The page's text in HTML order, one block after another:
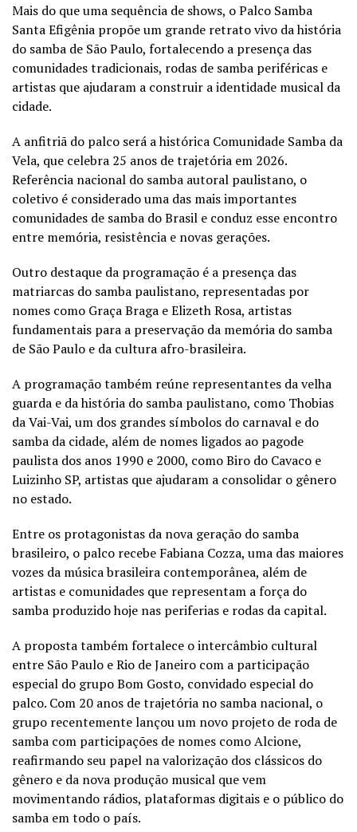
Mais do que uma sequência de shows, o Palco Samba
Santa Efigênia propõe um grande retrato vivo da história
do samba de São Paulo, fortalecendo a presença das
comunidades tradicionais, rodas de samba periféricas e
artistas que ajudaram a construir a identidade musical da
cidade.
A anfitriã do palco será a histórica Comunidade Samba da
Vela, que celebra 25 anos de trajetória em 2026.
Referência nacional do samba autoral paulistano, o
coletivo é considerado uma das mais importantes
comunidades de samba do Brasil e conduz esse encontro
entre memória, resistência e novas gerações.
Outro destaque da programação é a presença das
matriarcas do samba paulistano, representadas por
nomes como Graça Braga e Elizeth Rosa, artistas
fundamentais para a preservação da memória do samba
de São Paulo e da cultura afro-brasileira.
A programação também reúne representantes da velha
guarda e da história do samba paulistano, como Thobias
da Vai-Vai, um dos grandes símbolos do carnaval e do
samba da cidade, além de nomes ligados ao pagode
paulista dos anos 1990 e 2000, como Biro do Cavaco e
Luizinho SP, artistas que ajudaram a consolidar o gênero
no estado.
Entre os protagonistas da nova geração do samba
brasileiro, o palco recebe Fabiana Cozza, uma das maiores
vozes da música brasileira contemporânea, além de
artistas e comunidades que representam a força do
samba produzido hoje nas periferias e rodas da capital.
A proposta também fortalece o intercâmbio cultural
entre São Paulo e Rio de Janeiro com a participação
especial do grupo Bom Gosto, convidado especial do
palco. Com 20 anos de trajetória no samba nacional, o
grupo recentemente lançou um novo projeto de roda de
samba com participações de nomes como Alcione,
reafirmando seu papel na valorização dos clássicos do
gênero e da nova produção musical que vem
movimentando rádios, plataformas digitais e o público do
samba em todo o país.